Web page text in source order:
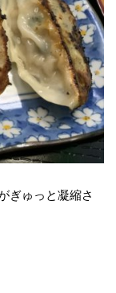
ぎゅっと凝縮さ